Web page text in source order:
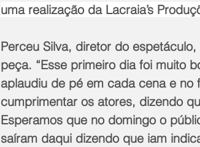
uma realização da Lacraia’s
Perceu Silva, diretor do
peça. “Esse primeiro dia foi muito
aplaudiu de pé em cada cena e no
cumprimentar os atores, dizendo
Esperamos que no domingo o
saíram daqui dizendo que iam